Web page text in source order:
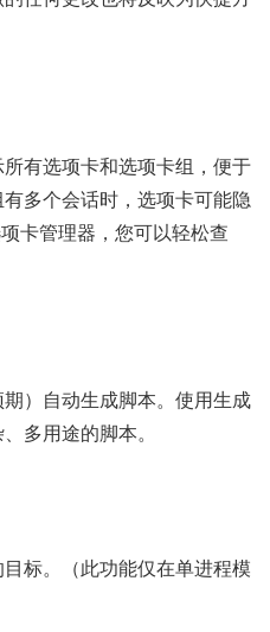
有选项卡和选项卡组，便于
多个会话时，选项卡可能隐
卡管理器，您可以轻松查
）自动生成脚本。使用生成
多用途的脚本。
标。（此功能仅在单进程模